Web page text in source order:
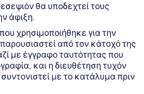
θα υποδεχτεί τους
άφιξη.
χρησιμοποιήθηκε για την
από τον κάτοχό της
με έγγραφο ταυτότητας που
και η διευθέτηση τυχόν
με το κατάλυμα πριν